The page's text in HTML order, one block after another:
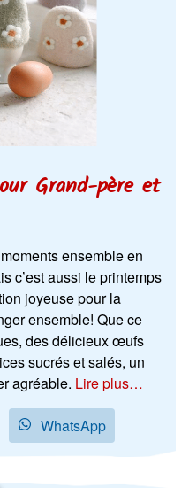
Grand-père et
ensemble en
c’est aussi le printemps
joyeuse pour la
ensemble! Que ce
des délicieux œufs
sucrés et salés, un
agréable. Lire plus…
WhatsApp